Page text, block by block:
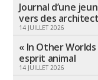
Journal d’une
vers des
14 JUILLET 2026
« In Other Worlds
esprit animal
14 JUILLET 2026